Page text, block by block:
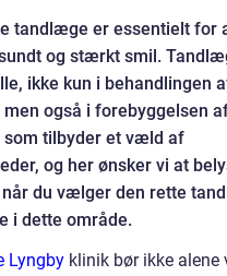
tandlæge er essentielt for
og stærkt smil.
ikke kun i behandlingen
også i forebyggelsen
som tilbyder et væld af
og her ønsker vi at
når du vælger den rette
i dette område.
Lyngby klinik bør ikke alene